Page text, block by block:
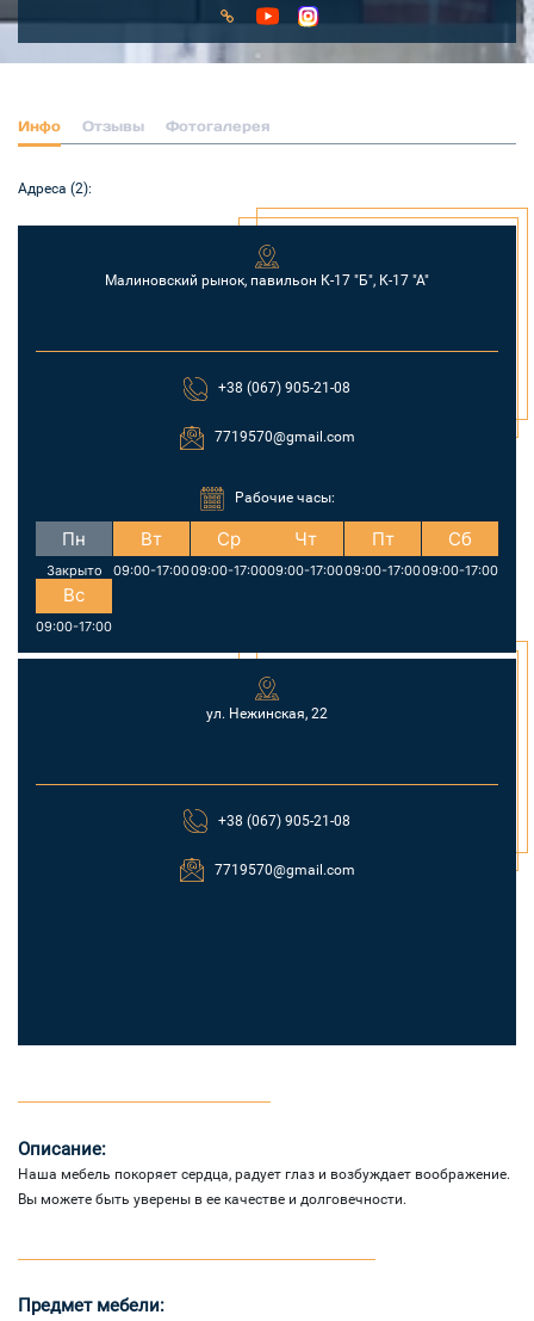
Инфо Отзывы Фотогалерея
Адреса (2):
Малиновский рынок, павильон К-17 "Б", К-17 "А"
+38 (067) 905-21-08
7719570@gmail.com
Рабочие часы:
Пн
Закрыто
Вт
09:00-17:00
Ср
09:00-17:00
Чт
09:00-17:00
Пт
09:00-17:00
Сб
09:00-17:00
Вс
09:00-17:00
ул. Нежинская, 22
+38 (067) 905-21-08
7719570@gmail.com
Описание:
Наша мебель покоряет сердца, радует глаз и возбуждает воображение.
Вы можете быть уверены в ее качестве и долговечности.
Предмет мебели: